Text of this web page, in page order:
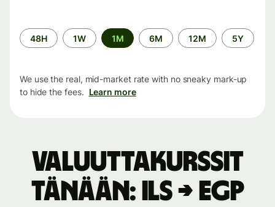
Time
period
48H 1W 1M 6M 12M 5Y
We use the real, mid-market rate with no sneaky mark-up
to hide the fees. Learn more
Valuuttakurssit
tänään: ILS → EGP